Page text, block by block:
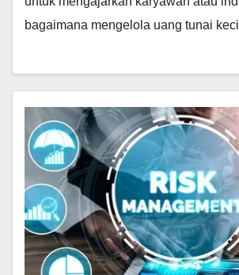
bagaimana mengelola uang tunai